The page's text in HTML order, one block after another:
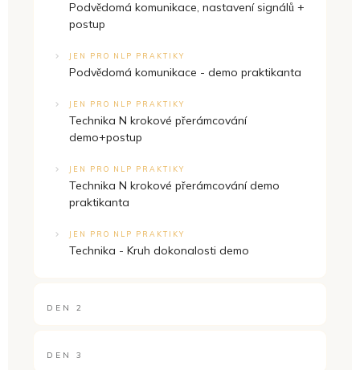
Podvědomá komunikace, nastavení signálů +
postup
JEN PRO NLP PRAKTIKY
Podvědomá komunikace - demo praktikanta
JEN PRO NLP PRAKTIKY
Technika N krokové přerámcování
demo+postup
JEN PRO NLP PRAKTIKY
Technika N krokové přerámcování demo
praktikanta
JEN PRO NLP PRAKTIKY
Technika - Kruh dokonalosti demo
DEN 2
DEN 3